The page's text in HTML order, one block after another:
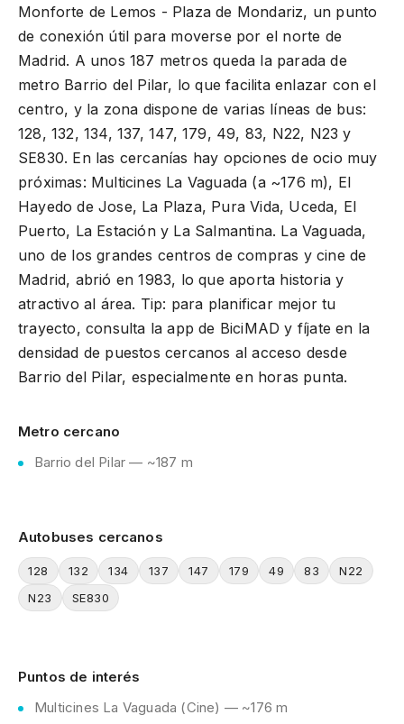
Monforte de Lemos - Plaza de Mondariz, un punto
de conexión útil para moverse por el norte de
Madrid. A unos 187 metros queda la parada de
metro Barrio del Pilar, lo que facilita enlazar con el
centro, y la zona dispone de varias líneas de bus:
128, 132, 134, 137, 147, 179, 49, 83, N22, N23 y
SE830. En las cercanías hay opciones de ocio muy
próximas: Multicines La Vaguada (a ~176 m), El
Hayedo de Jose, La Plaza, Pura Vida, Uceda, El
Puerto, La Estación y La Salmantina. La Vaguada,
uno de los grandes centros de compras y cine de
Madrid, abrió en 1983, lo que aporta historia y
atractivo al área. Tip: para planificar mejor tu
trayecto, consulta la app de BiciMAD y fíjate en la
densidad de puestos cercanos al acceso desde
Barrio del Pilar, especialmente en horas punta.
Metro cercano
Barrio del Pilar — ~187 m
Autobuses cercanos
128 132 134 137 147 179 49 83
N22
N23
SE830
Puntos de interés
Multicines La Vaguada (Cine) — ~176 m